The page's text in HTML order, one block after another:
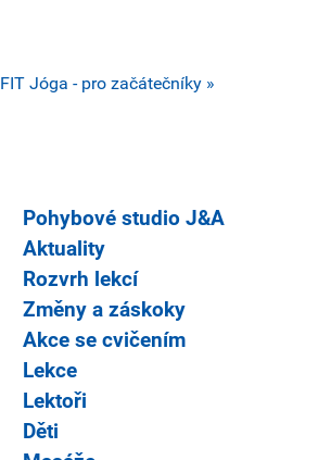
FIT Jóga - pro začátečníky »
Pohybové studio J&A
Aktuality
Rozvrh lekcí
Změny a záskoky
Akce se cvičením
Lekce
Lektoři
Děti